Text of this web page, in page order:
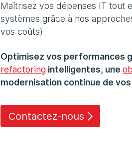
Maîtrisez vos dépenses IT tout
systèmes grâce à nos
vos coûts)
Optimisez vos performances
refactoring intelligentes, une
modernisation continue de vos
Contactez-nous